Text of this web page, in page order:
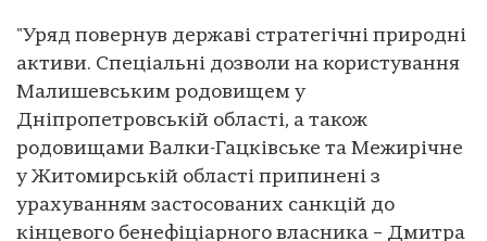
"Уряд повернув державі стратегічні природні
активи. Спеціальні дозволи на користування
Малишевським родовищем у
Дніпропетровській області, а також
родовищами Валки-Гацківське та Межирічне
у Житомирській області припинені з
урахуванням застосованих санкцій до
кінцевого бенефіціарного власника – Дмитра